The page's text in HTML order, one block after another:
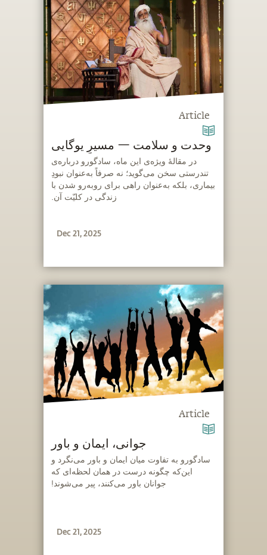
Article
وحدت و سلامت — مسیرِ یوگایی
‫در مقالهٔ ویژ‌ه‌ی این ماه، سادگورو درباره‌ی
تندرستی سخن می‌گوید؛ نه صرفاً به‌عنوان نبودِ
بیماری، بلکه به‌عنوان راهی برای روبه‌رو شدن با
زندگی در کلیّت آن.
Dec 21, 2025
Article
جوانی، ایمان و باور
‫سادگورو به تفاوت میان ایمان و باور می‌نگرد و
این‌که چگونه درست در همان لحظه‌ای که
جوانان باور می‌کنند، پیر می‌شوند!
Dec 21, 2025